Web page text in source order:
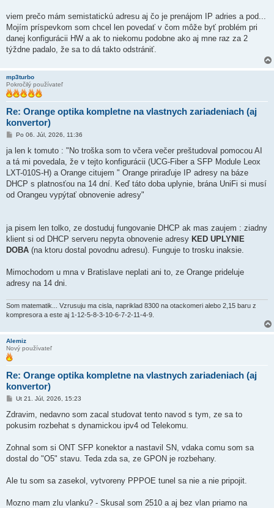
e
o
k
viem prečo mám semistatickú adresu aj čo je prenájom IP adries a pod...
Mojím príspevkom som chcel len povedať v čom môže byť problém pri
danej konfigurácii HW a ak to niekomu podobne ako aj mne raz za 2
týždne padalo, že sa to dá takto odstrániť.
mp3turbo
Pokročilý používateľ
Re: Orange optika kompletne na vlastnych zariadeniach (aj
konvertor)
P
í
p
e
o
k
Po 06. Júl, 2026, 11:36
ja len k tomuto : "No troška som to včera večer preštudoval pomocou AI
a tá mi povedala, že v tejto konfigurácii (UCG-Fiber a SFP Module Leox
LXT-010S-H) a Orange citujem " Orange priraďuje IP adresy na báze
DHCP s platnosťou na 14 dní. Keď táto doba uplynie, brána UniFi si musí
od Orangeu vypýtať obnovenie adresy"
ja pisem len tolko, ze dostuduj fungovanie DHCP ak mas zaujem : ziadny
klient si od DHCP serveru nepyta obnovenie adresy KED UPLYNIE
DOBA (na ktoru dostal povodnu adresu). Funguje to trosku inaksie.
Mimochodom u mna v Bratislave neplati ani to, ze Orange prideluje
adresy na 14 dni.
Som matematik... Vzrusuju ma cisla, napriklad 8300 na otackomeri alebo 2,15 baru z
kompresora a este aj 1-12-5-8-3-10-6-7-2-11-4-9.
Alemiz
Nový používateľ
Re: Orange optika kompletne na vlastnych zariadeniach (aj
konvertor)
P
í
p
o
k
Ut 21. Júl, 2026, 15:23
Zdravim, nedavno som zacal studovat tento navod s tym, ze sa to
pokusim rozbehat s dynamickou ipv4 od Telekomu.
Zohnal som si ONT SFP konektor a nastavil SN, vdaka comu som sa
dostal do "O5" stavu. Teda zda sa, ze GPON je rozbehany.
Ale tu som sa zasekol, vytvoreny PPPOE tunel sa nie a nie pripojit.
Mozno mam zlu vlanku? - Skusal som 2510 a aj bez vlan priamo na